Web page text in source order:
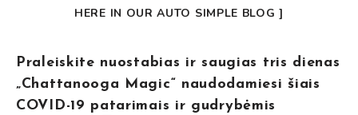
HERE IN OUR AUTO SIMPLE BLOG ]
Praleiskite nuostabias ir saugias tris dienas
„Chattanooga Magic“ naudodamiesi šiais
COVID-19 patarimais ir gudrybėmis